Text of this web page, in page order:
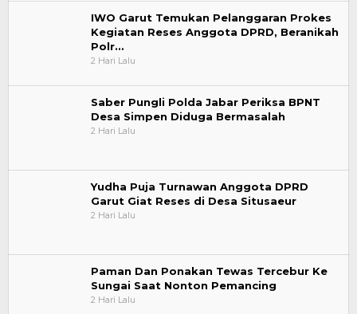
IWO Garut Temukan Pelanggaran Prokes
Kegiatan Reses Anggota DPRD, Beranikah
Polr…
2 Hari Lalu
Saber Pungli Polda Jabar Periksa BPNT
Desa Simpen Diduga Bermasalah
2 Hari Lalu
Yudha Puja Turnawan Anggota DPRD
Garut Giat Reses di Desa Situsaeur
2 Hari Lalu
Paman Dan Ponakan Tewas Tercebur Ke
Sungai Saat Nonton Pemancing
2 Hari Lalu